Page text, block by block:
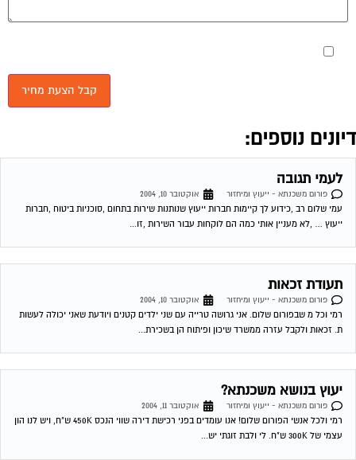
מאשר את תנאי הפרטיות
נוספים:
לעמי תגובה
פורום משכנתא - ייעוץ ומיחזור
אוקטובר 10, 2004
עמי שלום רב ,כידוע לך קיימות חברות ייעוץ שנותנות שירות בתחום ,סוכניות ביטוח ,חברות
ייעוץ … ,לא מעניין אותי כמה הם לוקחות עבור השירות ,זו...
תעודת זכאות
פורום משכנתא - ייעוץ ומיחזור
אוקטובר 10, 2004
רמי וכל מ שבפורום שלום. אני גרושה טרייה עם שני ילדים קטנים ויודעת שאני יכולה לעשות
ת. זכאות ולקבל עזרה ממשרד שיכון ופיתוח הן בשכירת...
יעוץ בנושא משכנתא?
פורום משכנתא - ייעוץ ומיחזור
אוקטובר 11, 2004
רמי ולכל אנשי הפורום שלום! אנו עומדים בפני רכישת דירה שווי הנכס 450K ש"ח, ויש לנו הון
עצמי של 300K ש"ח. לי ולבת זוגתי יש...